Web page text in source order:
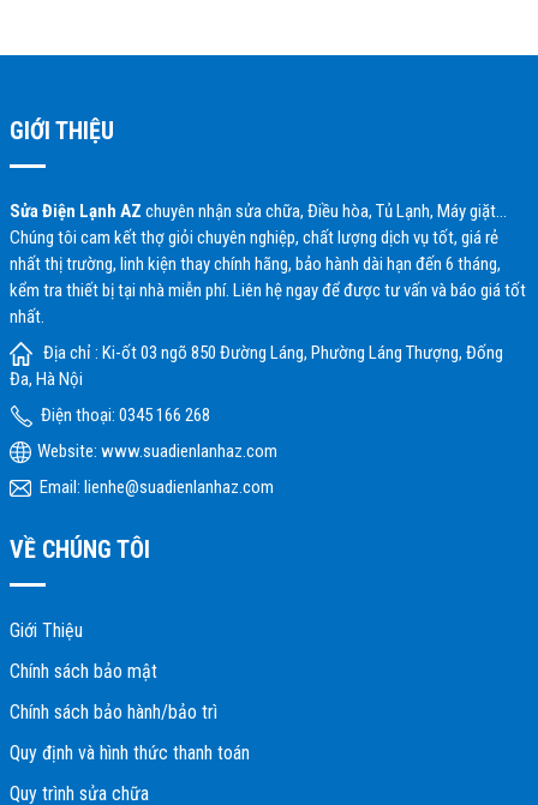
GIỚI THIỆU
Sửa Điện Lạnh AZ chuyên nhận sửa chữa, Điều hòa, Tủ Lạnh, Máy giặt…
Chúng tôi cam kết thợ giỏi chuyên nghiệp, chất lượng dịch vụ tốt, giá rẻ
nhất thị trường, linh kiện thay chính hãng, bảo hành dài hạn đến 6 tháng,
kểm tra thiết bị tại nhà miễn phí. Liên hệ ngay để được tư vấn và báo giá tốt
nhất.
Địa chỉ : Ki-ốt 03 ngõ 850 Đường Láng, Phường Láng Thượng, Đống
Đa, Hà Nội
Điện thoại: 0345 166 268
Website: www.suadienlanhaz.com
Email: lienhe@suadienlanhaz.com
VỀ CHÚNG TÔI
Giới Thiệu
Chính sách bảo mật
Chính sách bảo hành/bảo trì
Quy định và hình thức thanh toán
Quy trình sửa chữa